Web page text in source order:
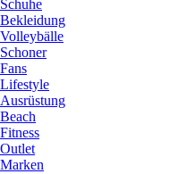
Schuhe
Bekleidung
Volleybälle
Schoner
Fans
Lifestyle
Ausrüstung
Beach
Fitness
Outlet
Marken